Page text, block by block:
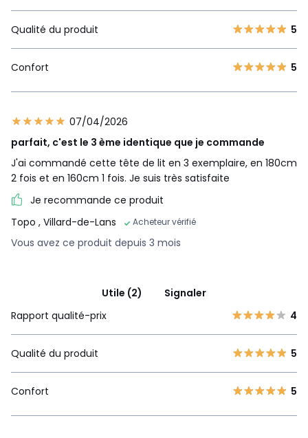
Qualité du produit 5
Confort 5
07/04/2026
parfait, c'est le 3 ème identique que je commande
J'ai commandé cette tête de lit en 3 exemplaire, en 180cm
2 fois et en 160cm 1 fois. Je suis très satisfaite
Je recommande ce produit
Topo , Villard-de-Lans Acheteur vérifié
Vous avez ce produit depuis 3 mois
Utile (2)
Signaler
Rapport qualité-prix
4
Qualité du produit 5
Confort 5